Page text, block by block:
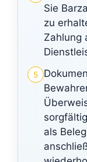
Sie
zu
Zahlung
5
als